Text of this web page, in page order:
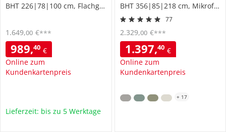
BHT 226|78|100 cm, Flachgewebe grob
989,40 €
Online zum
Kundenkartenpreis
1.649,00 €***
Lieferzeit: bis zu 5 Werktage
BHT 356|85|218 cm, Mikrofaser
77
1.397,40 €
Online zum
Kundenkartenpreis
2.329,00 €***
+ 17